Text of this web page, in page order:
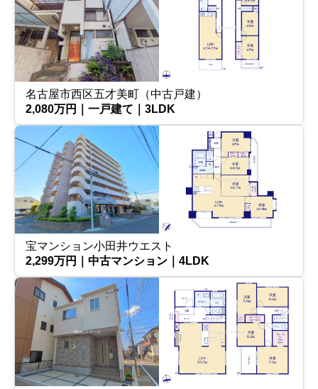
名古屋市西区五才美町（中古戸建）
2,080万円｜一戸建て｜3LDK
宝マンション小田井ウエスト
2,299万円｜中古マンション｜4LDK